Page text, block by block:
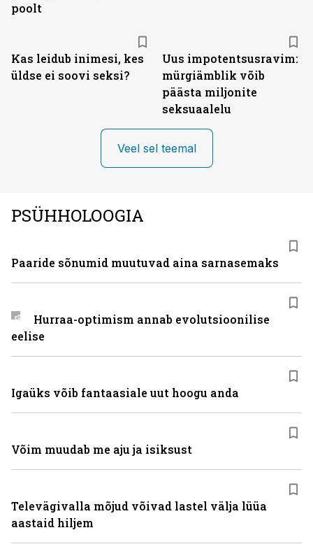
poolt
Kas leidub inimesi, kes
üldse ei soovi seksi?
Uus impotentsusravim:
mürgiämblik võib
päästa miljonite
seksuaalelu
Veel sel teemal
PSÜHHOLOOGIA
Paaride sõnumid muutuvad aina sarnasemaks
Hurraa-optimism annab evolutsioonilise
eelise
Igaüks võib fantaasiale uut hoogu anda
Võim muudab me aju ja isiksust
Televägivalla mõjud võivad lastel välja lüüa
aastaid hiljem